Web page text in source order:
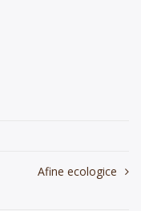
Afine ecologice